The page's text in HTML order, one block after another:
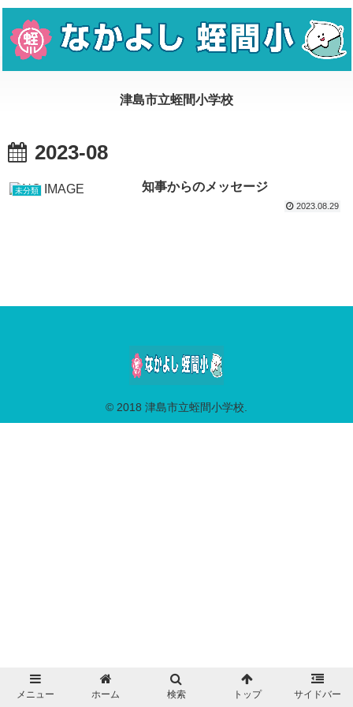
2023-08
未分類 知事からのメッセージ
2023.08.29
© 2018 津島市立蛭間小学校.
メニュー ホーム 検索 トップ サイドバー